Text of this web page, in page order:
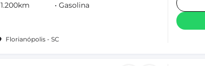
1.200km
Gasolina
Florianópolis - SC